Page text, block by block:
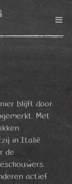
blijft door
Met
zij in Italië
de
actief